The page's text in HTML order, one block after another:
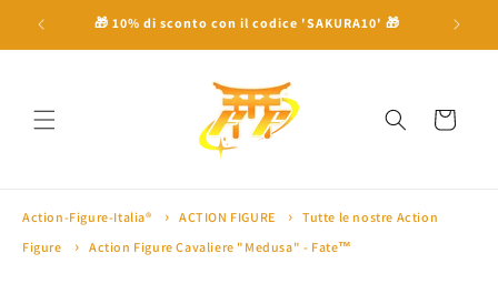
direttamente
100€ ⛩ 🎁 10% di sconto con il codice 'SAKURA10' 🎁 🏅
Carrello
Action-Figure-Italia® ACTION FIGURE
Tutte le nostre Action
Figure
Action Figure Cavaliere "Medusa" - Fate™